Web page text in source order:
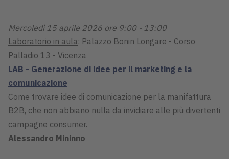
Mercoledì 15 aprile 2026 ore 9:00 - 13:00
Laboratorio in aula : Palazzo Bonin Longare - Corso
Palladio 13 - Vicenza
LAB - Generazione di idee per il marketing e la
comunicazione
Come trovare idee di comunicazione per la manifattura
B2B, che non abbiano nulla da invidiare alle più divertenti
campagne consumer.
Alessandro Mininno